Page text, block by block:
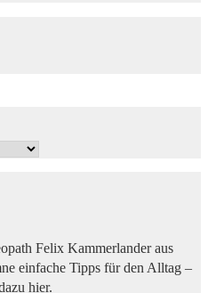
Felix Kammerlander aus
einfache Tipps für den Alltag –
hier.